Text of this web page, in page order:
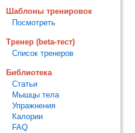
Шаблоны тренировок
Посмотреть
Тренер (beta-тест)
Список тренеров
Библиотека
Статьи
Мышцы тела
Упражнения
Калории
FAQ